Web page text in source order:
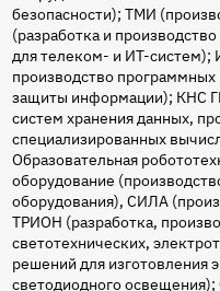
безопасности); ТМИ
(разработка и
для телеком- и ИТ-
производство
защиты информации); КНС
систем хранения данных,
специализированных
Образовательная
оборудование
оборудования), СИЛА
ТРИОН (разработка,
светотехнических,
решений для изготовления
светодиодного